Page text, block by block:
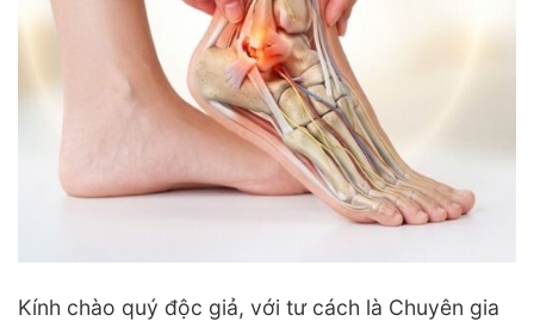
Kính chào quý độc giả, với tư cách là Chuyên gia